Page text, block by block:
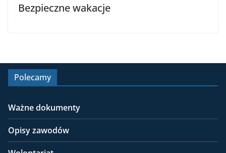
Bezpieczne wakacje
Polecamy
Ważne dokumenty
Opisy zawodów